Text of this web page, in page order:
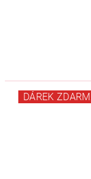
DÁREK